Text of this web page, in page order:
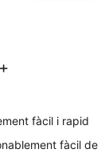
fàcil i rapid
fàcil de